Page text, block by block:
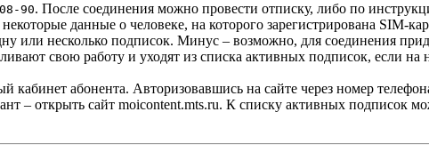
90. После соединения можно провести отписку, либо по
данные о человеке, на которого зарегистрирована SIM-
несколько подписок. Минус – возможно, для соединения
свою работу и уходят из списка активных подписок, если на
абонента. Авторизовавшись на сайте через номер
– открыть сайт moicontent.mts.ru. К списку активных подписок